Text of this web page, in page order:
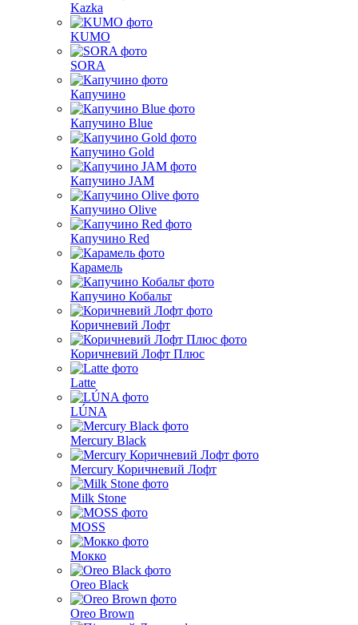
Kazka
KUMO
SORA
Капучино
Капучино Blue
Капучино Gold
Капучино JAM
Капучино Olive
Капучино Red
Карамель
Капучино Кобальт
Коричневий Лофт
Коричневий Лофт Плюс
Latte
LÚNA
Mercury Black
Mercury Коричневий Лофт
Milk Stone
MOSS
Мокко
Oreo Black
Oreo Brown